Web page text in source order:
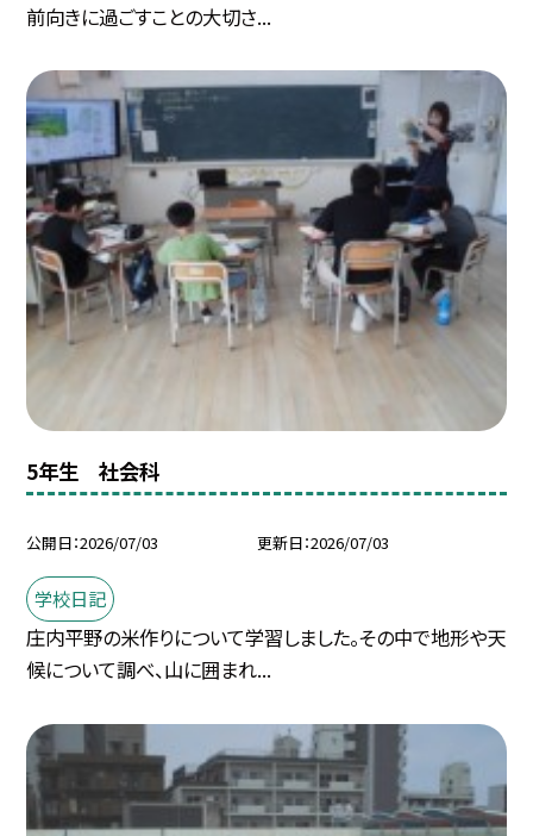
前向きに過ごすことの大切さ...
5年生 社会科
公開日 2026/07/03 更新日 2026/07/03
学校日記
庄内平野の米作りについて学習しました。その中で地形や天
候について調べ、山に囲まれ...